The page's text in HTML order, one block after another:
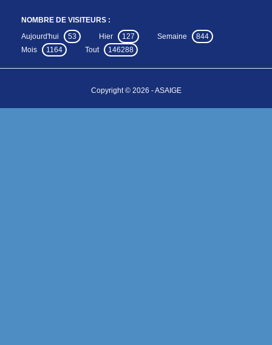
NOMBRE DE VISITEURS :
Aujourd'hui
53 Hier 127 Semaine
844
Mois
1164 Tout 146288
Copyright © 2026 - ASAIGE